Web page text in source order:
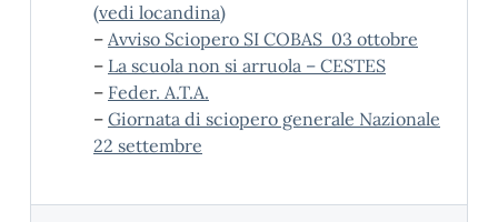
(vedi locandina)
– Avviso Sciopero SI COBAS 03 ottobre
– La scuola non si arruola – CESTES
– Feder. A.T.A.
– Giornata di sciopero generale Nazionale
22 settembre